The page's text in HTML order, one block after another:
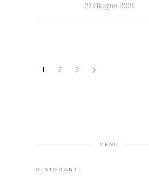
21 Giugno 2021
1 2 3
MENU
RISTORANTI